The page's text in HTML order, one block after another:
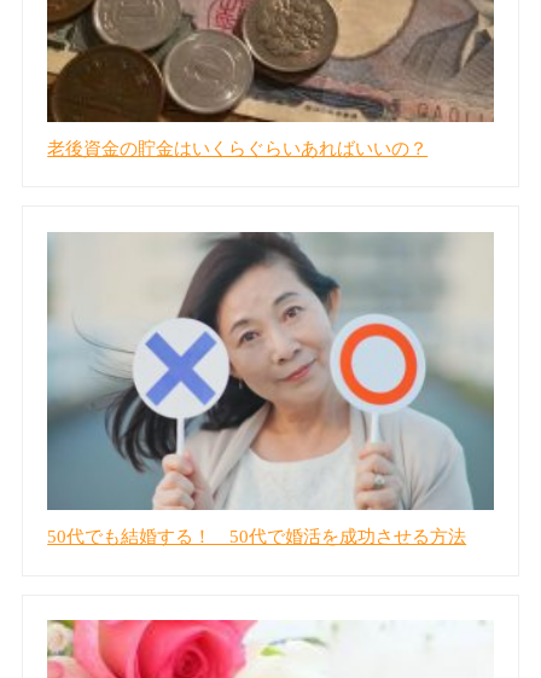
老後資金の貯金はいくらぐらいあればいいの？
50代でも結婚する！ 50代で婚活を成功させる方法